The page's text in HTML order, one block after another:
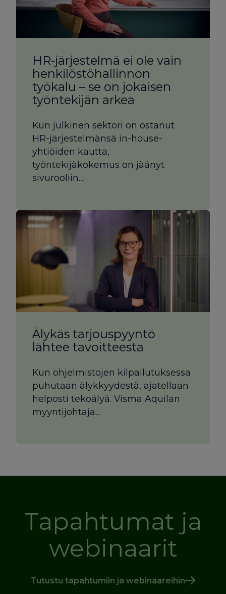
HR-järjestelmä ei ole vain
henkilöstöhallinnon
työkalu – se on jokaisen
työntekijän arkea
Kun julkinen sektori on ostanut
HR-järjestelmänsä in-house-
yhtiöiden kautta,
työntekijäkokemus on jäänyt
sivurooliin....
Älykäs tarjouspyyntö
lähtee tavoitteesta
Kun ohjelmistojen kilpailutuksessa
puhutaan älykkyydestä, ajatellaan
helposti tekoälyä. Visma Aquilan
myyntijohtaja...
Tapahtumat ja
webinaarit
Tutustu tapahtumiin ja webinaareihin